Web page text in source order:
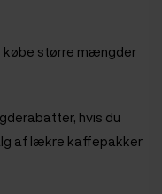
købe større mængder
hvis du
af lækre kaffepakker